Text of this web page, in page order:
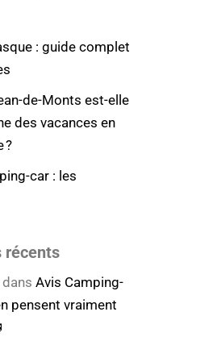
: guide complet
de-Monts est-elle
des vacances en
?
car : les
récents
dans Avis Camping-
pensent vraiment